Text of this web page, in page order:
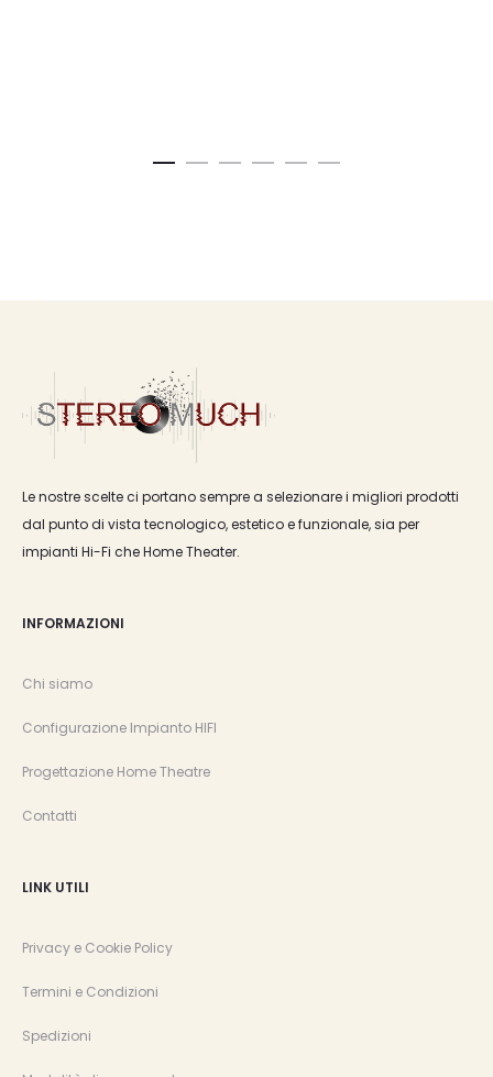
Le nostre scelte ci portano sempre a selezionare i migliori prodotti
dal punto di vista tecnologico, estetico e funzionale, sia per
impianti Hi-Fi che Home Theater.
INFORMAZIONI
Chi siamo
Configurazione Impianto HIFI
Progettazione Home Theatre
Contatti
LINK UTILI
Privacy e Cookie Policy
Termini e Condizioni
Spedizioni